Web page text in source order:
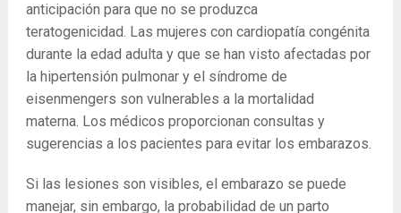
anticipación para que no se produzca
teratogenicidad. Las mujeres con cardiopatía congénita
durante la edad adulta y que se han visto afectadas por
la hipertensión pulmonar y el síndrome de
eisenmengers son vulnerables a la mortalidad
materna. Los médicos proporcionan consultas y
sugerencias a los pacientes para evitar los embarazos.
Si las lesiones son visibles, el embarazo se puede
manejar, sin embargo, la probabilidad de un parto